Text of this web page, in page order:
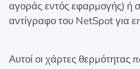
αγοράς εντός εφαρμογής) ή
αντίγραφο του NetSpot για
Αυτοί οι χάρτες θερμότητας